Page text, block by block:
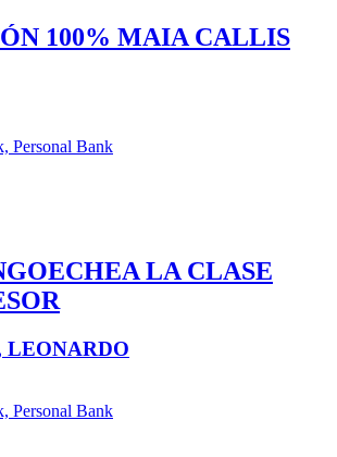
100% MAIA CALLIS
LA CLASE
LEONARDO